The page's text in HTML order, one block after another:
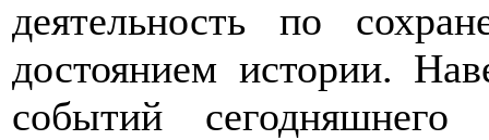
деятельность по
достоянием истории.
событий